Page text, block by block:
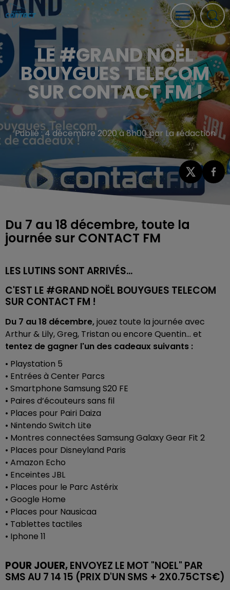
LE #GRAND NOËL
BOUYGUES TELECOM
SUR CONTACT FM !
Publié : 4 décembre 2020 à 8h00 par La rédaction
Du 7 au 18 décembre, toute la
journée sur CONTACT FM
LES LUTINS SONT ARRIVÉS...
C'EST LE #GRAND NOËL BOUYGUES TELECOM
SUR CONTACT FM !
Du 7 au 18 décembre,jouez toute la journée avec
Arthur & Lily, Greg, Tristan ou encore Quentin... et
tentez de gagner l'un des cadeaux suivants :
• Playstation 5
• Entrées à Center Parcs
• Smartphone Samsung S20 FE
• Paires d’écouteurs sans fil
• Places pour Pairi Daiza
• Nintendo Switch Lite
• Montres connectées Samsung Galaxy Gear Fit 2
• Places pour Disneyland Paris
• Amazon Echo
• Enceintes JBL
• Places pour le Parc Astérix
• Google Home
• Places pour Nausicaa
• Tablettes tactiles
• Iphone 11
POUR JOUER,ENVOYEZ LE MOT "NOEL" PAR
SMS AU 7 14 15 (PRIX D'UN SMS + 2X0.75CTS€)